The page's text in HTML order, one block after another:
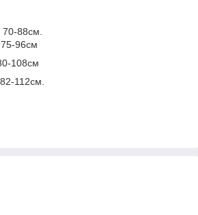
88см.
96см
108см
112см.